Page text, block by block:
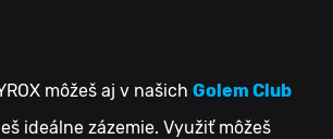
môžeš aj v našich Golem Club
ideálne zázemie. Využiť môžeš